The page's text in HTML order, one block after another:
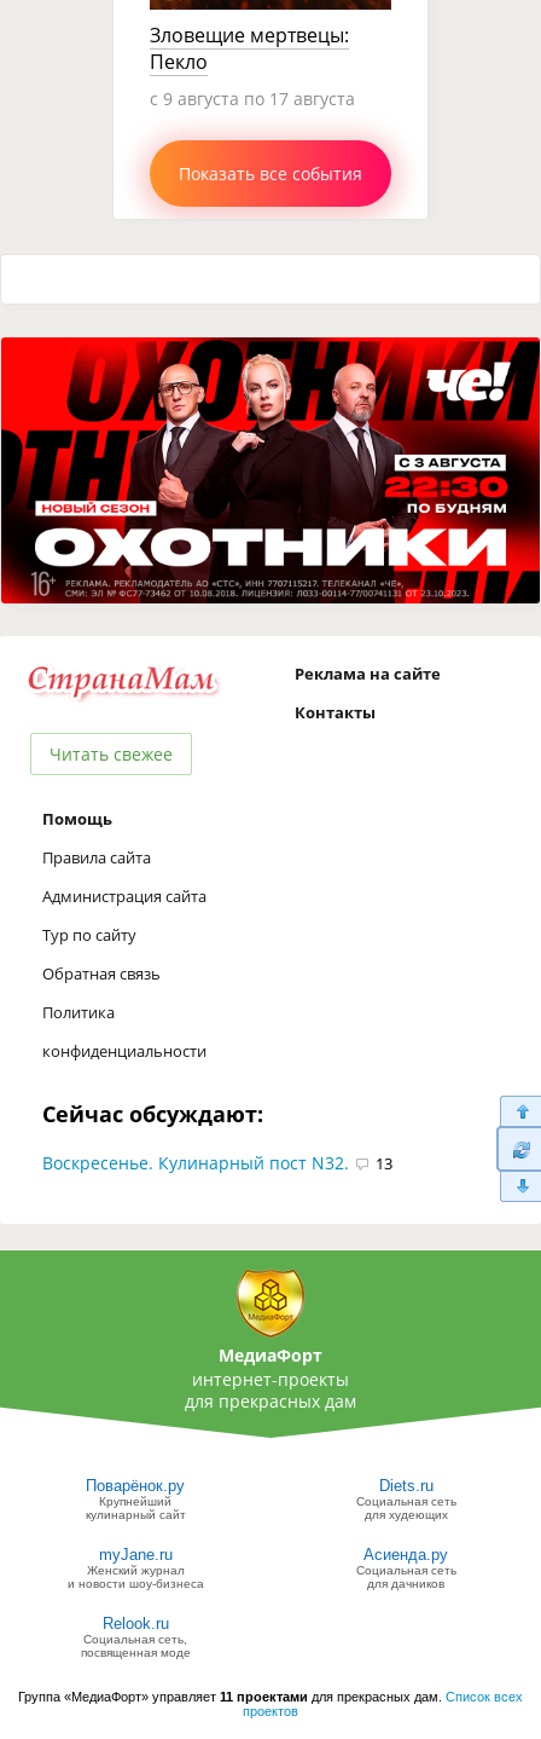
Зловещие мертвецы:
Пекло
c 9 августа по 17 августа
Показать все события
Читать свежее
Реклама на сайте
Контакты
Помощь
Правила сайта
Администрация сайта
Тур по сайту
Обратная связь
Политика
конфиденциальности
Сейчас обсуждают:
Воскресенье. Кулинарный пост N32. 13
МедиаФорт
интернет-проекты
для прекрасных дам
Поварёнок.ру
Крупнейший
кулинарный сайт
Diets.ru
Социальная сеть
для худеющих
myJane.ru
Женский журнал
и новости шоу-бизнеса
Асиенда.ру
Социальная сеть
для дачников
Relook.ru
Социальная сеть,
посвященная моде
Группа «МедиаФорт» управляет 11 проектами для прекрасных дам. Список всех
проектов